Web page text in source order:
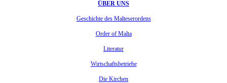
ÜBER UNS
Geschichte des Malteserordens
Order of Malta
Literatur
Wirtschaftsbetriebe
Die Kirchen